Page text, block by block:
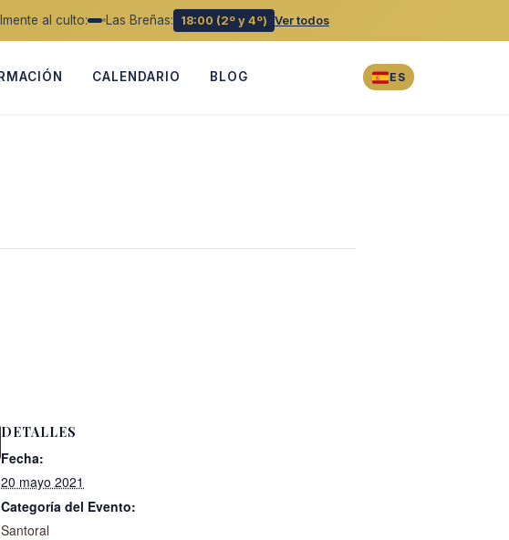
al culto: Las Breñas: 18:00 (2º y 4º) Ver todos
CALENDARIO BLOG ES
DETALLES
Fecha:
20 mayo 2021
Categoría del Evento:
Santoral